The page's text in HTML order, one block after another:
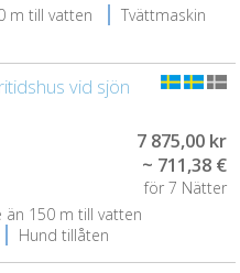
m till vatten
Tvättmaskin
vid sjön
7 875,00 kr
~ 711,38 €
för 7 Nätter
än 150 m till vatten
Hund tillåten